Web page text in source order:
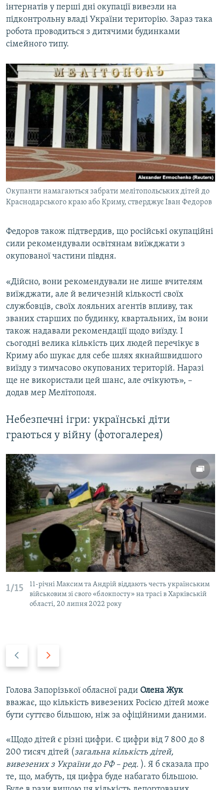
інтернатів у перші дні окупації вивезли на
підконтрольну владі України територію. Зараз така
робота проводиться з дитячими будинками
сімейного типу.
Окупанти намагаються забрати мелітопольських дітей до
Краснодарського краю або Криму, стверджує Іван Федоров
Федоров також підтвердив, що російські окупаційні
сили рекомендували освітянам виїжджати з
окупованої частини півдня.
«Дійсно, вони рекомендували не лише вчителям
виїжджати, але й величезній кількості своїх
службовців, своїх лояльних агентів впливу, так
званих старших по будинку, квартальних, їм вони
також надавали рекомендації щодо виїзду. І
сьогодні велика кількість цих людей перечікує в
Криму або шукає для себе шлях якнайшвидшого
виїзду з тимчасово окупованих територій. Наразі
ще не використали цей шанс, але очікують», –
додав мер Мелітополя.
Небезпечні ігри: українські діти
граються у війну (фотогалерея)
1/15
11-річні Максим та Андрій віддають честь українським
військовим зі свого «блокпосту» на трасі в Харківській
області, 20 липня 2022 року
v
i
o
s
s
l
i
d
t
s
l
d
e
Голова Запорізької обласної ради Олена Жук
вважає, що кількість вивезених Росією дітей може
бути суттєво більшою, ніж за офіційними даними.
«Щодо дітей є різні цифри. Є цифри від 7 800 до 8
200 тисяч дітей (загальна кількість дітей,
вивезених з України до РФ – ред. ). Я б сказала про
те, що, мабуть, ця цифра буде набагато більшою.